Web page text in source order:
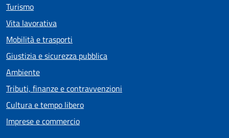
Turismo
Vita lavorativa
Mobilità e trasporti
Giustizia e sicurezza pubblica
Ambiente
Tributi, finanze e contravvenzioni
Cultura e tempo libero
Imprese e commercio